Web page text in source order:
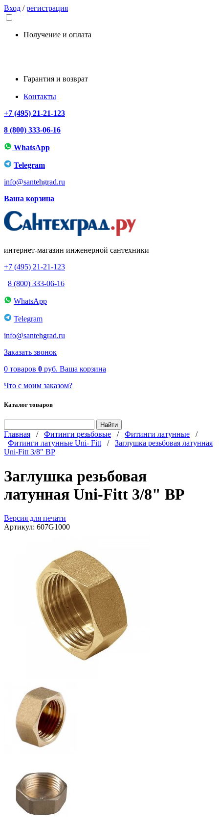
Вход /регистрация
Получение и оплата
Гарантия и возврат
Контакты
+7 (495) 21-21-123
8 (800) 333-06-16
WhatsApp
Telegram
info@santehgrad.ru
Ваша корзина
интернет-магазин инженерной сантехники
+7 (495) 21-21-123
8 (800) 333-06-16
WhatsApp
Telegram
info@santehgrad.ru
Заказать звонок
0 товаров 0 руб. Ваша корзина
Что с моим заказом?
Каталог товаров
Главная / Фитинги резьбовые / Фитинги латунные /
Фитинги латунные Uni- Fitt / Заглушка резьбовая латунная
Uni-Fitt 3/8" ВР
Заглушка резьбовая
латунная Uni-Fitt 3/8" ВР
Версия для печати
Артикул: 607G1000